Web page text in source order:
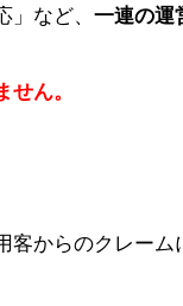
など、 一連の運
ん。
からのクレーム